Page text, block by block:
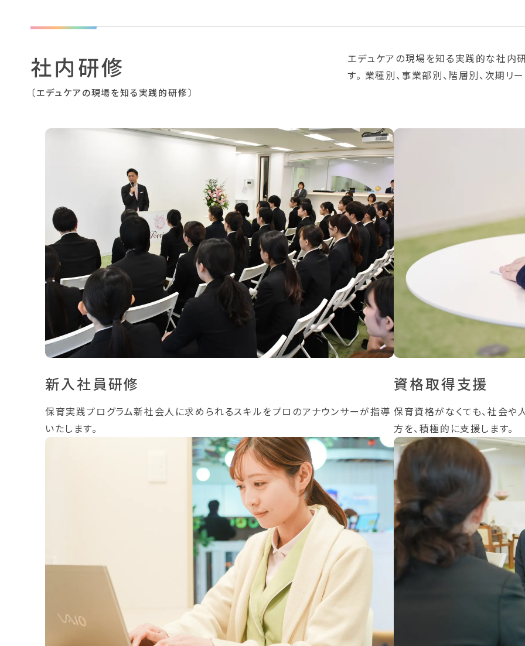
社内研修
〔エデュケアの現場を知る実践的研修〕
エデュケアの現場を知る実践的な社内
す。 業種別、事業部別、階層別、次期リ
新入社員研修
保育実践プログラム新社会人に求められるスキルをプロのアナウンサーが指導
いたします。
資格取得支援
保育資格がなくても、社会
方を、積極的に支援します。